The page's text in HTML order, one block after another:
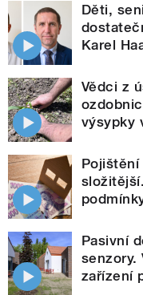
Děti,
Karel
Vědci z
výsypky
Pasivní
senzory.
zařízení